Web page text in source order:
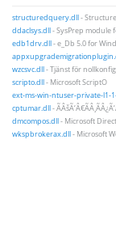
structuredquery.dll-
ddaclsys.dll- SysPrep module
edb1drv.dll- e_Db 5.0 for
wzcsvc.dll- Tjänst för
scripto.dll- Microsoft ScriptO
ext-ms-win-ntuser-private-l1-
cptumar.dll-
dmcompos.dll- Microsoft
wkspbrokerax.dll- Microsoft